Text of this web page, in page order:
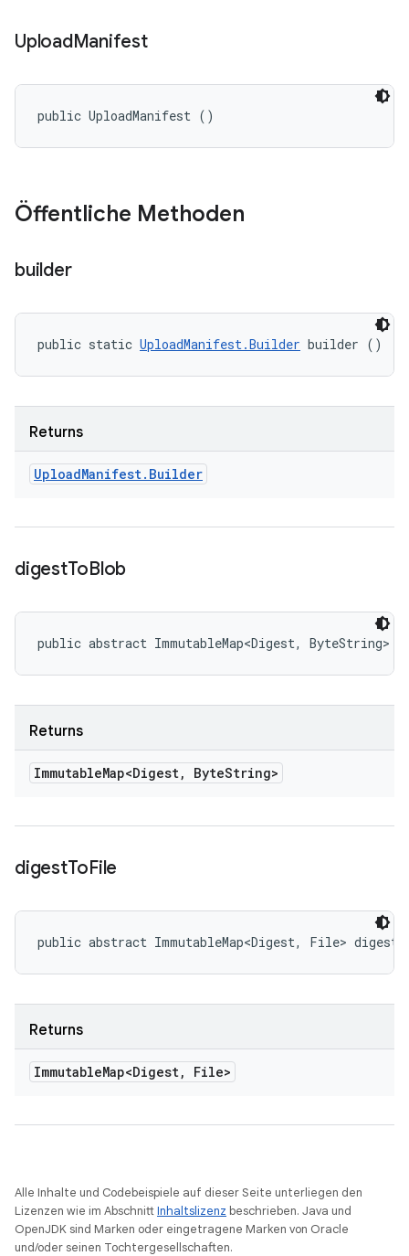
UploadManifest
public UploadManifest ()
Öffentliche Methoden
builder
public static UploadManifest.Builder builder ()
Returns
UploadManifest. Builder
digestToBlob
public abstract ImmutableMap<Digest, ByteString>
Returns
ImmutableMap<Digest, ByteString>
digestToFile
public abstract ImmutableMap<Digest, File>
Returns
ImmutableMap<Digest, File>
Alle Inhalte und Codebeispiele auf dieser Seite unterliegen den
Lizenzen wie im AbschnittInhaltslizenz beschrieben. Java und
OpenJDK sind Marken oder eingetragene Marken von Oracle
und/oder seinen Tochtergesellschaften.